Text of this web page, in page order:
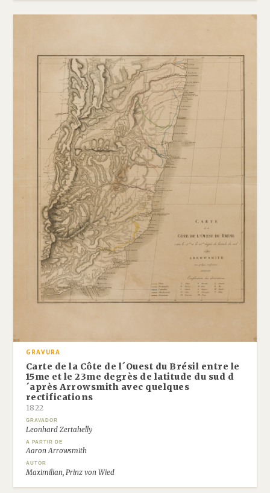
GRAVURA
Carte de la Côte de l´Ouest du Brésil entre le
15me et le 23me degrès de latitude du sud d
´après Arrowsmith avec quelques
rectifications
1822
GRAVADOR
Leonhard Zertahelly
A PARTIR DE
Aaron Arrowsmith
AUTOR
Maximilian, Prinz von Wied